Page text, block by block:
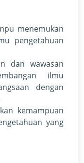
menemukan
pengetahuan
dan wawasan
ilmu
dengan
kemampuan
yang